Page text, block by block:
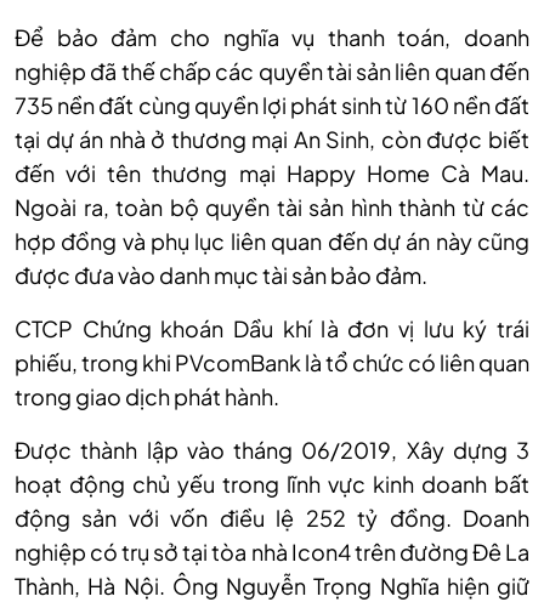
Để bảo đảm cho nghĩa vụ thanh toán, doanh
nghiệp đã thế chấp các quyền tài sản liên quan đến
735 nền đất cùng quyền lợi phát sinh từ 160 nền đất
tại dự án nhà ở thương mại An Sinh, còn được biết
đến với tên thương mại Happy Home Cà Mau.
Ngoài ra, toàn bộ quyền tài sản hình thành từ các
hợp đồng và phụ lục liên quan đến dự án này cũng
được đưa vào danh mục tài sản bảo đảm.
CTCP Chứng khoán Dầu khí là đơn vị lưu ký trái
phiếu, trong khi PVcomBank là tổ chức có liên quan
trong giao dịch phát hành.
Được thành lập vào tháng 06/2019, Xây dựng 3
hoạt động chủ yếu trong lĩnh vực kinh doanh bất
động sản với vốn điều lệ 252 tỷ đồng. Doanh
nghiệp có trụ sở tại tòa nhà Icon4 trên đường Đê La
Thành, Hà Nội. Ông Nguyễn Trọng Nghĩa hiện giữ